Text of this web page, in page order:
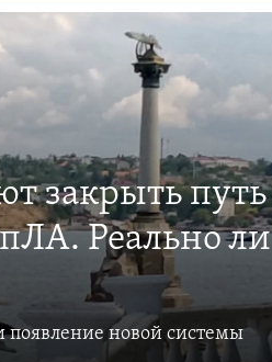
закрыть путь
Реально ли
появление новой системы